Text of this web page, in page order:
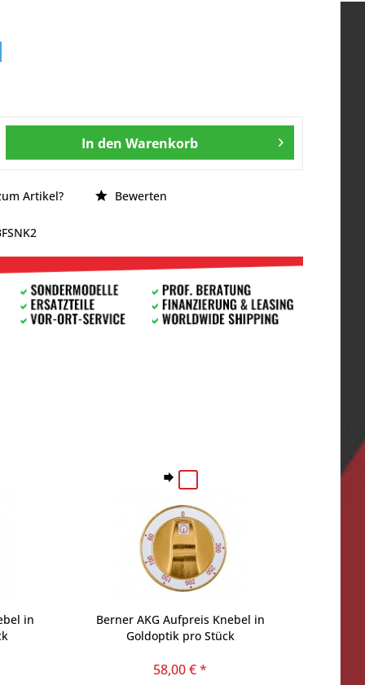
In den Warenkorb
Artikel? Bewerten
in
Berner AKG Aufpreis Knebel in
Goldoptik pro Stück
58,00 € *